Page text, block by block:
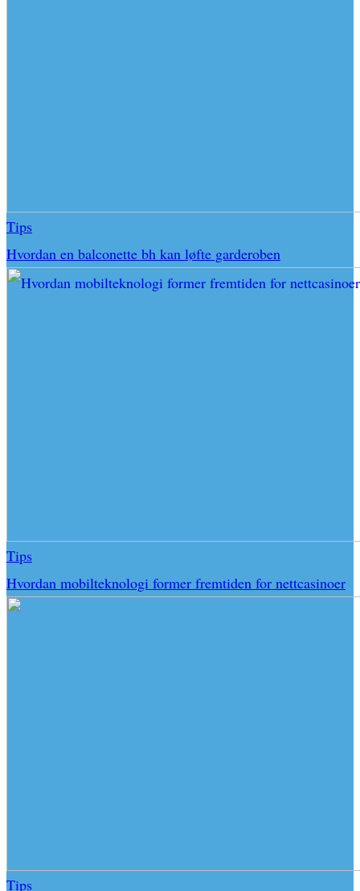
Tips
Hvordan en balconette bh kan løfte garderoben
Tips
Hvordan mobilteknologi former fremtiden for nettcasinoer
Tips